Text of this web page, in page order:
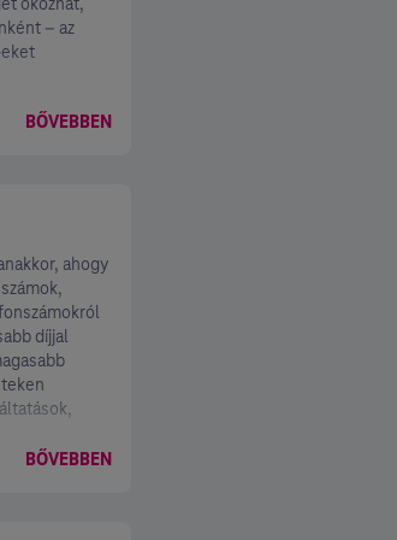
– az
BŐVEBBEN
ahogy
díjjal
BŐVEBBEN